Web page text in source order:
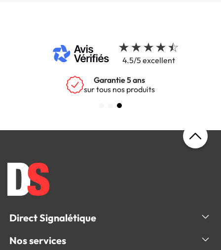
4.5/5 excellent
Garantie 5 ans
sur tous nos produits
Direct Signalétique
Nos services